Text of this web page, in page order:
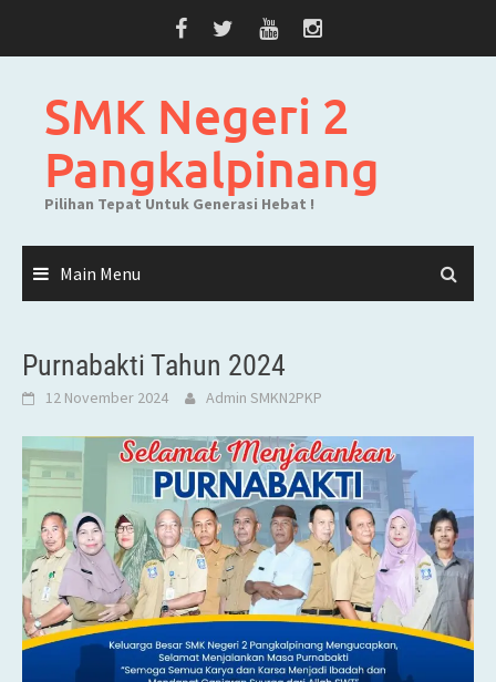
SMK Negeri 2
Pangkalpinang
Pilihan Tepat Untuk Generasi Hebat !
Main Menu
Purnabakti Tahun 2024
12 November 2024 Admin SMKN2PKP